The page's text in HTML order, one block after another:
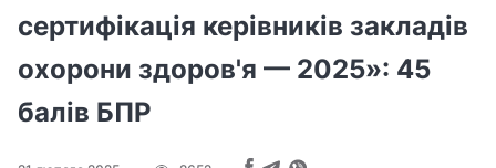
сертифікація керівників закладів
охорони здоров'я — 2025»: 45
балів БПР
о
р
м